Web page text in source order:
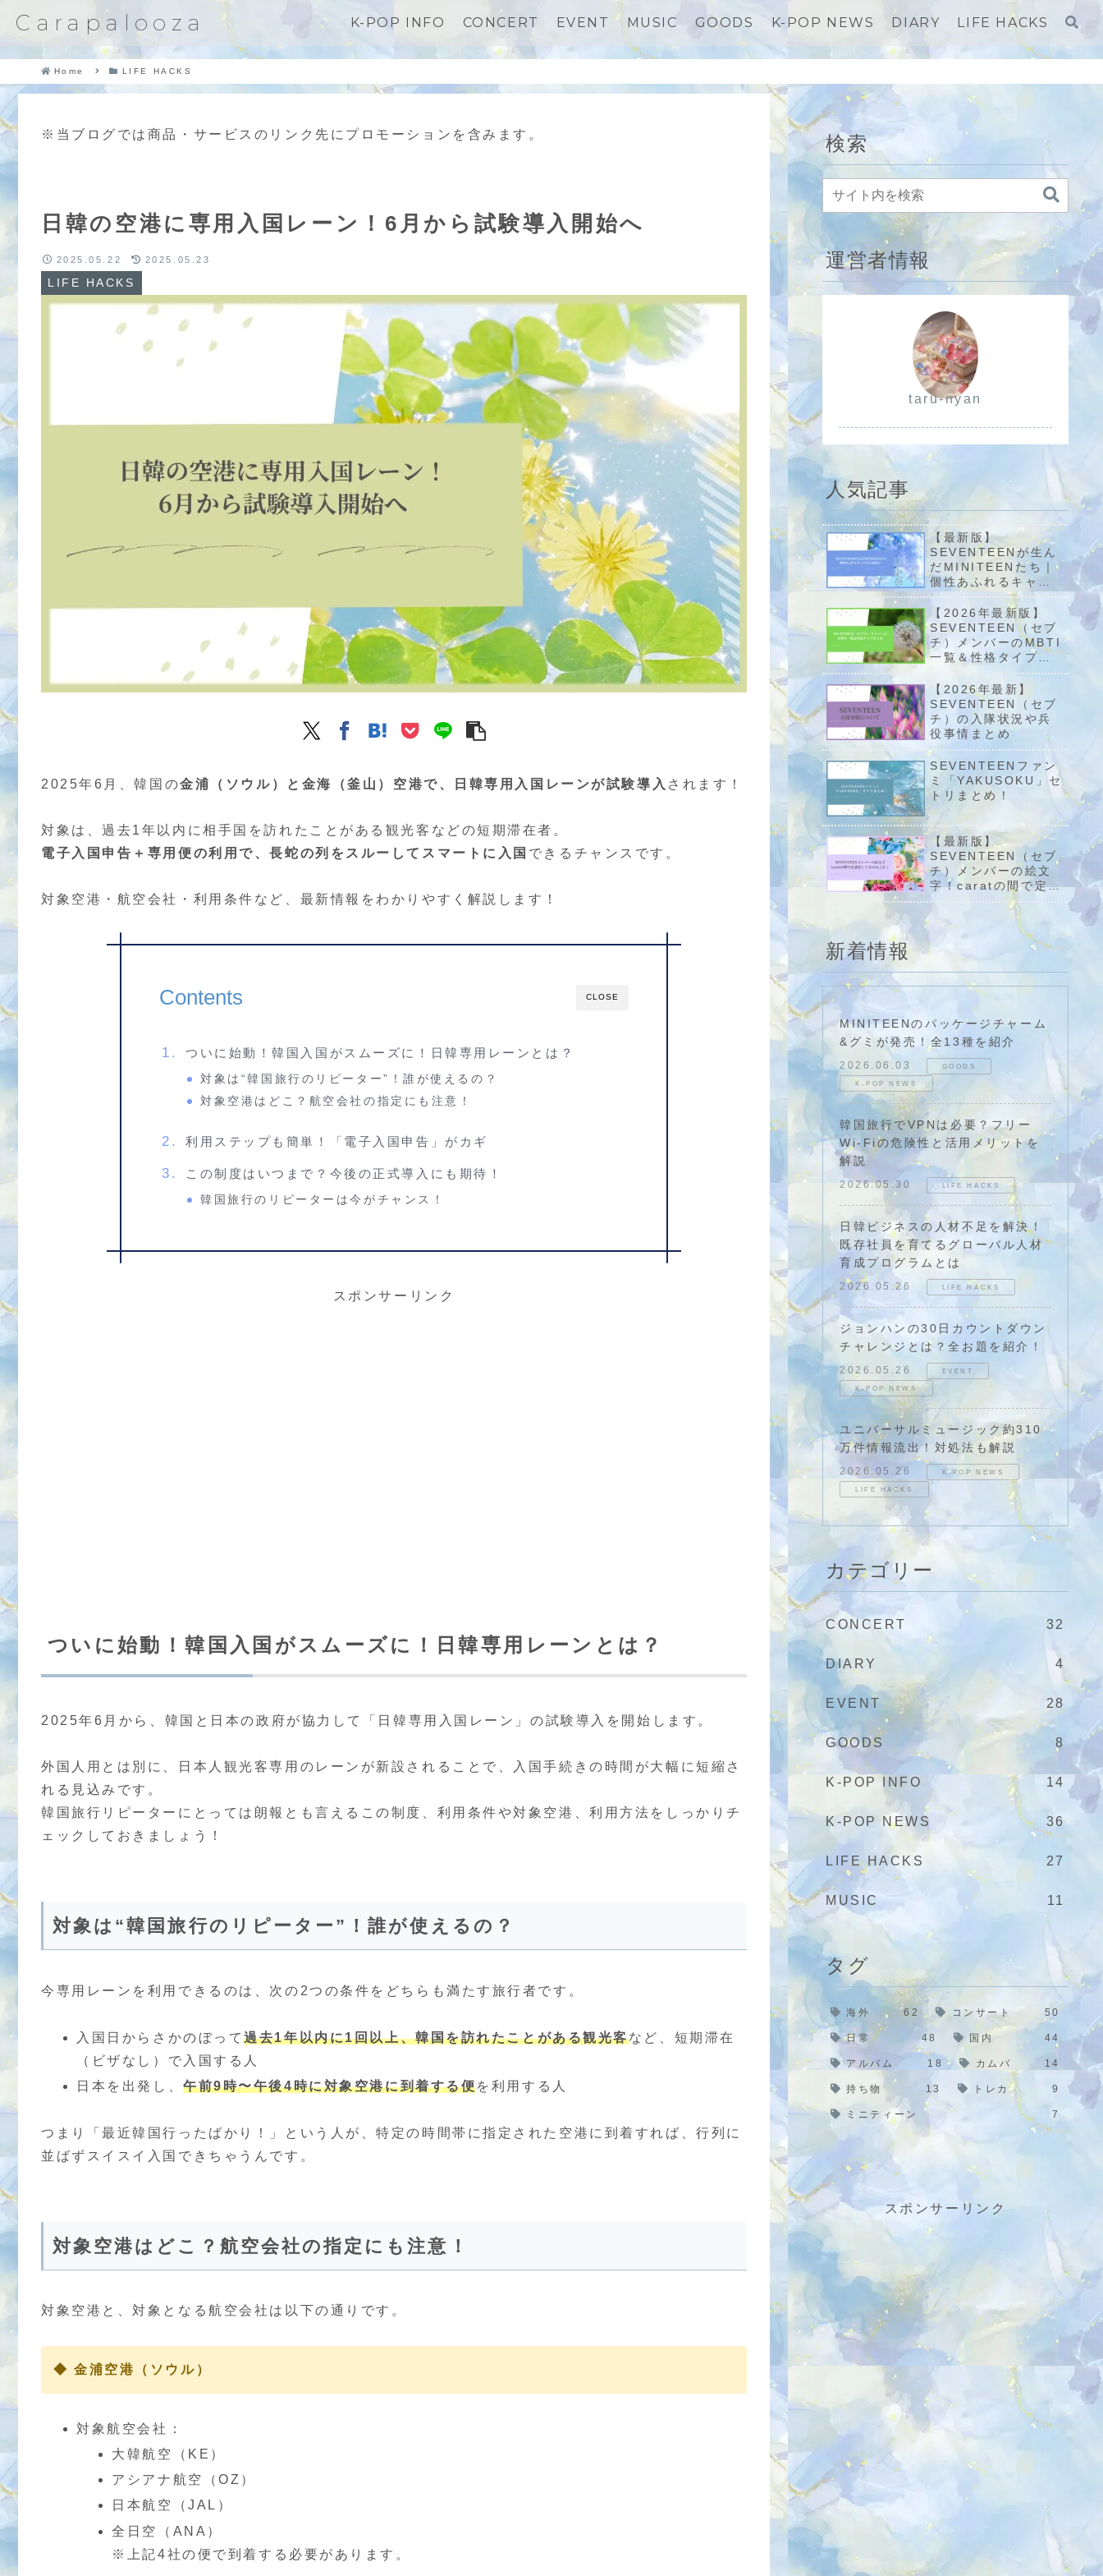
Carapalooza K-POP INFO CONCERT EVENT MUSIC GOODS K-POP NEWS DIARY LIFE HACKS
Home LIFE HACKS
日韓の空港に専用入国レーン！6月から試験導入開始へ
※当ブログでは商品・サービスのリンク先にプロモーションを含みます。
LIFE HACKS
2025.05.22 2025.05.23
2025年6月、韓国の金浦（ソウル）と金海（釜山）空港で、日韓専用入国レーンが試験導入 されます！
対象は、過去1年以内に相手国を訪れたことがある観光客などの短期滞在者。
電子入国申告＋専用便の利用で、長蛇の列をスルーしてスマートに入国 できるチャンスです。
対象空港・航空会社・利用条件など、最新情報をわかりやすく解説します！
CLOSE
Contents
ついに始動！韓国入国がスムーズに！日韓専用レーンとは？
対象は“韓国旅行のリピーター”！誰が使えるの？
対象空港はどこ？航空会社の指定にも注意！
利用ステップも簡単！「電子入国申告」がカギ
この制度はいつまで？今後の正式導入にも期待！
韓国旅行のリピーターは今がチャンス！
スポンサーリンク
ついに始動！韓国入国がスムーズに！日韓専用レーンとは？
2025年6月から、韓国と日本の政府が協力して「日韓専用入国レーン」の試験導入を開始します。
外国人用とは別に、日本人観光客専用のレーンが新設されることで、入国手続きの時間が大幅に短縮さ
れる見込みです。
韓国旅行リピーターにとっては朗報とも言えるこの制度、利用条件や対象空港、利用方法をしっかりチ
ェックしておきましょう！
対象は“韓国旅行のリピーター”！誰が使えるの？
今専用レーンを利用できるのは、次の2つの条件をどちらも満たす旅行者です。
入国日からさかのぼって過去1年以内に1回以上、韓国を訪れたことがある観光客など、短期滞在
（ビザなし）で入国する人
日本を出発し、午前9時〜午後4時に対象空港に到着する便を利用する人
つまり「最近韓国行ったばかり！」という人が、特定の時間帯に指定された空港に到着すれば、行列に
並ばずスイスイ入国できちゃうんです。
対象空港はどこ？航空会社の指定にも注意！
対象空港と、対象となる航空会社は以下の通りです。
◆ 金浦空港（ソウル）
対象航空会社：
大韓航空（KE）
アシアナ航空（OZ）
日本航空（JAL）
全日空（ANA）
※上記4社の便で到着する必要があります。
検索
運営者情報
taru-nyan
人気記事
【最新版】
SEVENTEENが生ん
だMINITEENたち｜
個性あふれるキャラ
たちを紹介！
【2026年最新版】
SEVENTEEN（セブ
チ）メンバーのMBTI
一覧＆性格タイプま
【2026年最新】
SEVENTEEN（セブ
チ）の入隊状況や兵
役事情まとめ
SEVENTEENファン
ミ「YAKUSOKU」セ
トリまとめ！
【最新版】
SEVENTEEN（セブ
チ）メンバーの絵文
字！caratの間で定番
化してるのはこれ！
新着情報
MINITEENのパッケージチャーム
&グミが発売！全13種を紹介
2026.06.03 GOODS
K-POP NEWS
韓国旅行でVPNは必要？フリー
Wi-Fiの危険性と活用メリットを
解説
2026.05.30 LIFE HACKS
日韓ビジネスの人材不足を解決！
既存社員を育てるグローバル人材
育成プログラムとは
2026.05.26 LIFE HACKS
ジョンハンの30日カウントダウン
チャレンジとは？全お題を紹介！
2026.05.26 EVENT
K-POP NEWS
ユニバーサルミュージック約310
万件情報流出！対処法も解説
2026.05.26 K-POP NEWS
LIFE HACKS
カテゴリー
CONCERT 32
DIARY 4
EVENT 28
GOODS 8
K-POP INFO 14
K-POP NEWS 36
LIFE HACKS 27
MUSIC 11
タグ
海外 62 コンサート 50
日常 48 国内 44
アルバム 18 カムバ 14
持ち物 13 トレカ 9
ミニティーン 7
スポンサーリンク